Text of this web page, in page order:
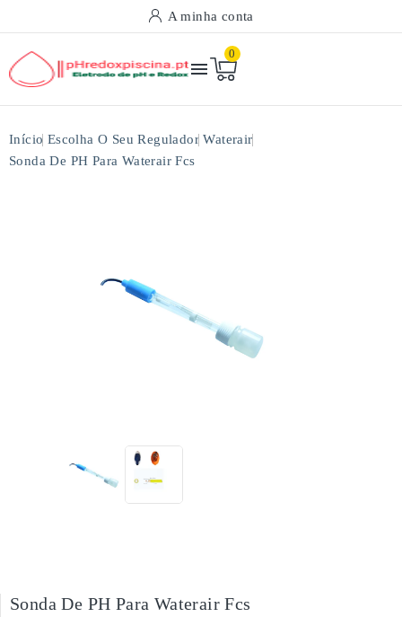
A minha conta

0
Início Escolha O Seu Regulador Waterair
Sonda De PH Para Waterair Fcs
Sonda De PH Para Waterair Fcs